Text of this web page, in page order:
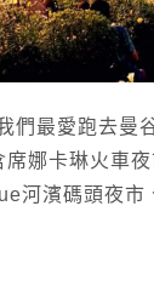
們最愛跑去曼
娜卡琳火車夜
河濱碼頭夜市